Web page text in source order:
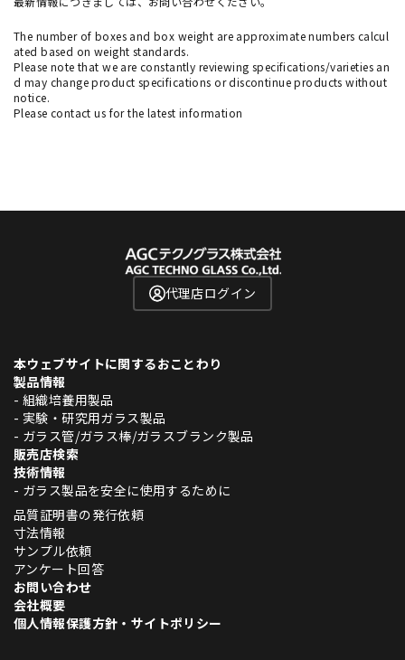
The number of boxes and box weight are approximate numbers calcul
ated based on weight standards.
Please note that we are constantly reviewing specifications/varieties an
d may change product specifications or discontinue products without
notice.
Please contact us for the latest information
代理店ログイン
本ウェブサイトに関するおことわり
製品情報
- 組織培養用製品
- 実験・研究用ガラス製品
- ガラス管/ガラス棒/ガラスブランク製品
販売店検索
技術情報
- ガラス製品を安全に使用するために
品質証明書の発行依頼
寸法情報
サンプル依頼
アンケート回答
お問い合わせ
会社概要
個人情報保護方針・サイトポリシー